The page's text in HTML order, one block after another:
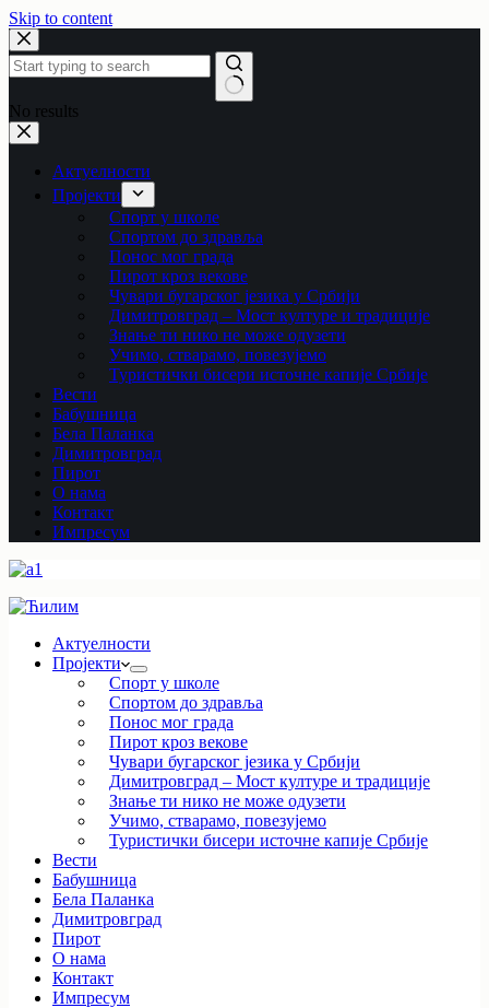
Skip to content
No results
Актуелности
Пројекти
Спорт у школе
Спортом до здравља
Понос мог града
Пирот кроз векове
Чувари бугарског језика у Србији
Димитровград – Мост културе и традиције
Знање ти нико не може одузети
Учимо, стварамо, повезујемо
Туристички бисери источне капије Србије
Вести
Бабушница
Бела Паланка
Димитровград
Пирот
О нама
Контакт
Импресум
Актуелности
Пројекти
Спорт у школе
Спортом до здравља
Понос мог града
Пирот кроз векове
Чувари бугарског језика у Србији
Димитровград – Мост културе и традиције
Знање ти нико не може одузети
Учимо, стварамо, повезујемо
Туристички бисери источне капије Србије
Вести
Бабушница
Бела Паланка
Димитровград
Пирот
О нама
Контакт
Импресум